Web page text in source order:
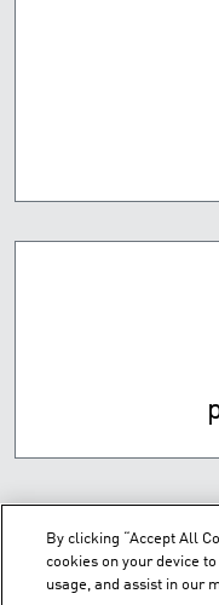
By clicking “Accept All
cookies on your device
usage, and assist in our